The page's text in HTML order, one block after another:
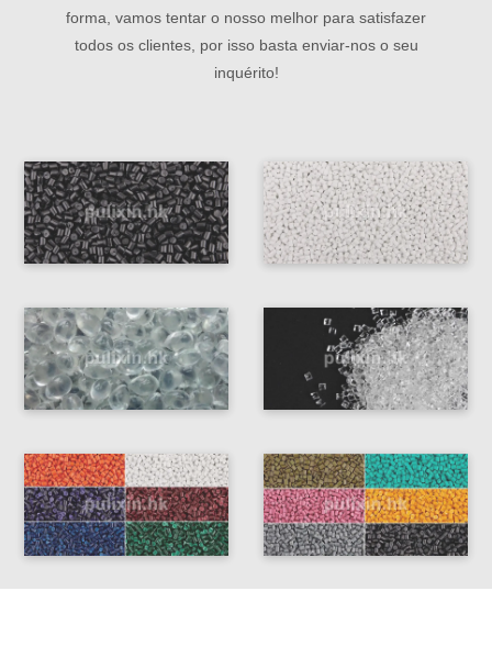
forma, vamos tentar o nosso melhor para satisfazer
todos os clientes, por isso basta enviar-nos o seu
inquérito!